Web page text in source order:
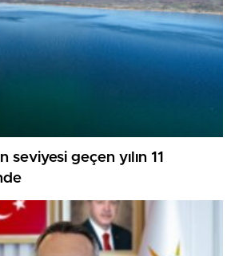
seviyesi geçen yılın 11